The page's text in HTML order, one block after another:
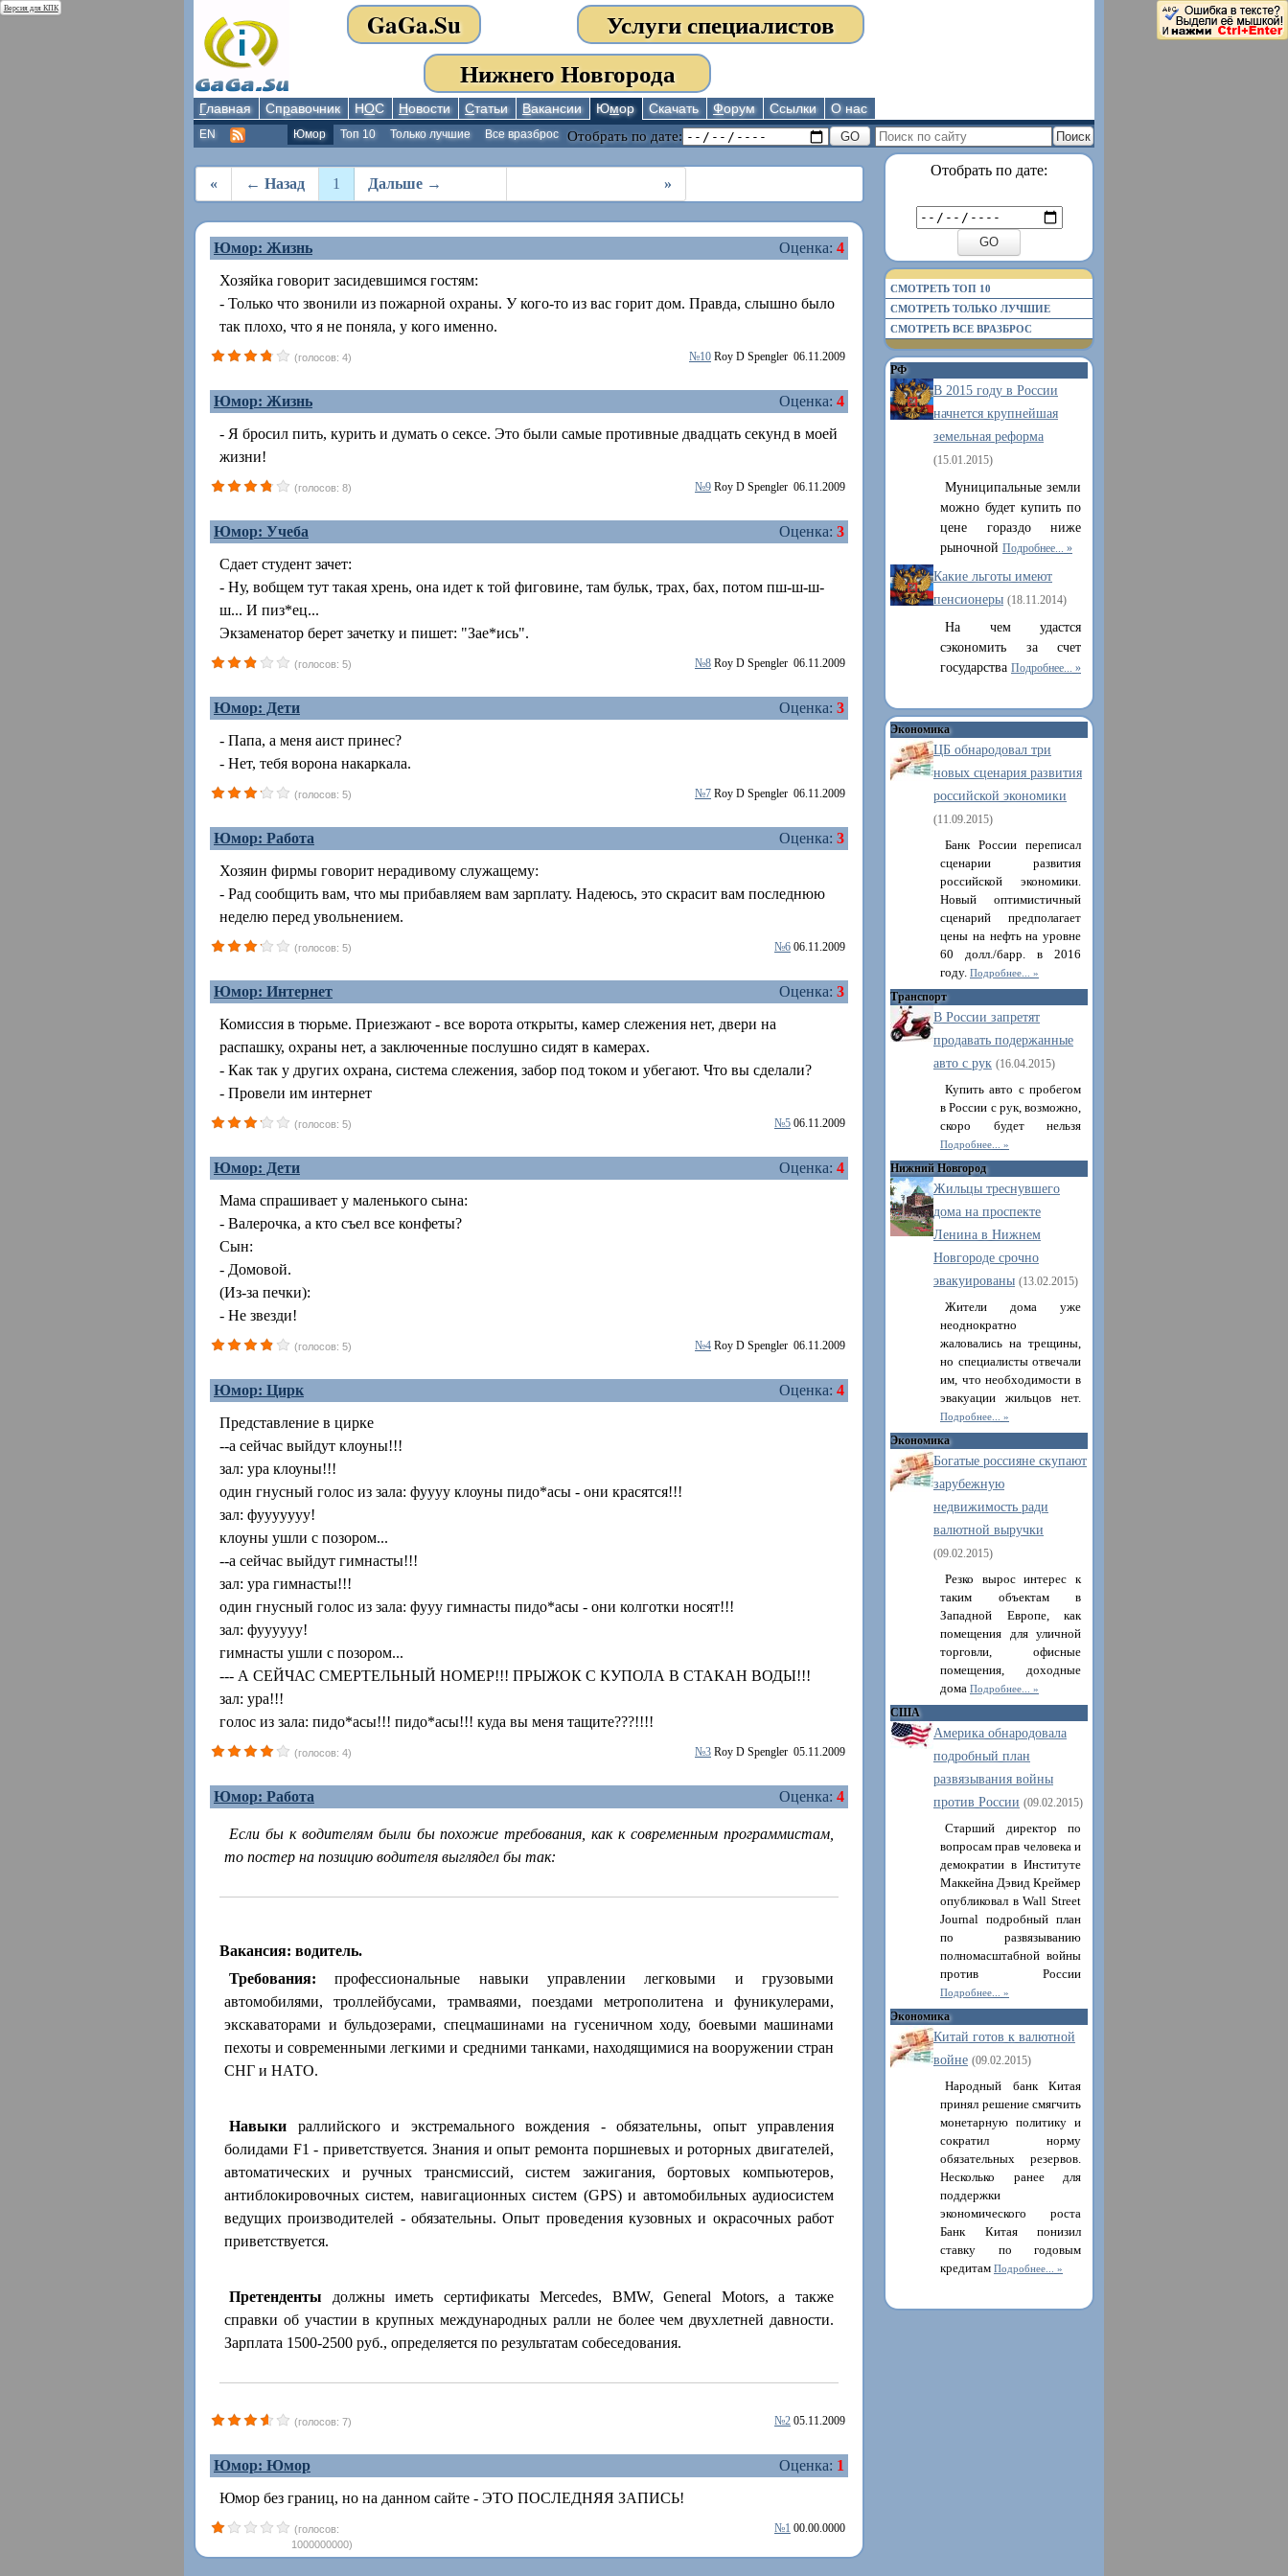
Версия для КПК GaGa.Su
Услуги специалистов
Нижнего Новгорода
Главная Справочник НОС Новости Статьи Вакансии Юмор Скачать Форум Ссылки
О нас
Отобрать по дате:
Все вразброс
Только лучшие
Топ 10
Юмор
EN
« ← Назад 1 Дальше → »
Юмор: Жизнь Оценка: 4
Хозяйка говорит засидевшимся гостям:
- Только что звонили из пожарной охраны. У кого-то из вас горит дом. Правда, слышно было
так плохо, что я не поняла, у кого именно.
№10 Roy D Spengler 06.11.2009
(голосов: 4)
Юмор: Жизнь Оценка: 4
- Я бросил пить, курить и думать о сексе. Это были самые противные двадцать секунд в моей
жизни!
№9 Roy D Spengler 06.11.2009
(голосов: 8)
Юмор: Учеба Оценка: 3
Сдает студент зачет:
- Ну, вобщем тут такая хрень, она идет к той фиговине, там бульк, трах, бах, потом пш-ш-ш-
ш... И пиз*ец...
Экзаменатор берет зачетку и пишет: "Зае*ись".
№8 Roy D Spengler 06.11.2009
(голосов: 5)
Юмор: Дети Оценка: 3
- Папа, а меня аист принес?
- Нет, тебя ворона накаркала.
№7 Roy D Spengler 06.11.2009
(голосов: 5)
Юмор: Работа Оценка: 3
Хозяин фирмы говорит нерадивому служащему:
- Рад сообщить вам, что мы прибавляем вам зарплату. Надеюсь, это скрасит вам последнюю
неделю перед увольнением.
№6 06.11.2009
(голосов: 5)
Юмор: Интернет Оценка: 3
Комиссия в тюрьме. Приезжают - все ворота открыты, камер слежения нет, двери на
распашку, охраны нет, а заключенные послушно сидят в камерах.
- Как так у других охрана, система слежения, забор под током и убегают. Что вы сделали?
- Провели им интернет
№5 06.11.2009
(голосов: 5)
Юмор: Дети Оценка: 4
Мама спрашивает у маленького сына:
- Валерочка, а кто съел все конфеты?
Сын:
- Домовой.
(Из-за печки):
- Не звезди!
№4 Roy D Spengler 06.11.2009
(голосов: 5)
Юмор: Цирк Оценка: 4
Представление в цирке
--а сейчас выйдут клоуны!!!
зал: ура клоуны!!!
один гнусный голос из зала: фуууу клоуны пидо*асы - они красятся!!!
зал: фууууууу!
клоуны ушли с позором...
--а сейчас выйдут гимнасты!!!
зал: ура гимнасты!!!
один гнусный голос из зала: фууу гимнасты пидо*асы - они колготки носят!!!
зал: фуууууу!
гимнасты ушли с позором...
--- А СЕЙЧАС СМЕРТЕЛЬНЫЙ НОМЕР!!! ПРЫЖОК С КУПОЛА В СТАКАН ВОДЫ!!!
зал: ура!!!
голос из зала: пидо*асы!!! пидо*асы!!! куда вы меня тащите???!!!!
№3 Roy D Spengler 05.11.2009
(голосов: 4)
Юмор: Работа Оценка: 4
Если бы к водителям были бы похожие требования, как к современным программистам,
то постер на позицию водителя выглядел бы так:
Вакансия: водитель.
Требования: профессиональные навыки управлении легковыми и грузовыми
автомобилями, троллейбусами, трамваями, поездами метрополитена и фуникулерами,
экскаваторами и бульдозерами, спецмашинами на гусеничном ходу, боевыми машинами
пехоты и современными легкими и средними танками, находящимися на вооружении стран
СНГ и НАТО.
Навыки раллийского и экстремального вождения - обязательны, опыт управления
болидами F1 - приветствуется. Знания и опыт ремонта поршневых и роторных двигателей,
автоматических и ручных трансмиссий, систем зажигания, бортовых компьютеров,
антиблокировочных систем, навигационных систем (GPS) и автомобильных аудиосистем
ведущих производителей - обязательны. Опыт проведения кузовных и окрасочных работ
приветствуется.
Претенденты должны иметь сертификаты Mercedes, BMW, General Motors, а также
справки об участии в крупных международных ралли не более чем двухлетней давности.
Зарплата 1500-2500 руб., определяется по результатам собеседования.
№2 05.11.2009
(голосов: 7)
Юмор: Юмор Оценка: 1
Юмор без границ, но на данном сайте - ЭТО ПОСЛЕДНЯЯ ЗАПИСЬ!
№1 00.00.0000
(голосов:
1000000000)
Отобрать по дате:
СМОТРЕТЬ ТОП 10
СМОТРЕТЬ ТОЛЬКО ЛУЧШИЕ
СМОТРЕТЬ ВСЕ ВРАЗБРОС
РФ
В 2015 году в России
начнется крупнейшая
земельная реформа
(15.01.2015)
Муниципальные земли
можно будет купить по
цене гораздо ниже
рыночной Подробнее...
Какие льготы имеют
пенсионеры (18.11.2014)
На чем удастся
сэкономить за счет
государства Подробнее...
Экономика
ЦБ обнародовал три
новых сценария развития
российской экономики
(11.09.2015)
Банк России переписал
сценарии развития
российской экономики.
Новый оптимистичный
сценарий предполагает
цены на нефть на уровне
60 долл./барр. в 2016
году. Подробнее...
Транспорт
В России запретят
продавать подержанные
авто с рук (16.04.2015)
Купить авто с пробегом
в России с рук, возможно,
скоро будет нельзя
Подробнее...
Нижний Новгород
Жильцы треснувшего
дома на проспекте
Ленина в Нижнем
Новгороде срочно
эвакуированы (13.02.2015)
Жители дома уже
неоднократно
жаловались на трещины,
но специалисты отвечали
им, что необходимости в
эвакуации жильцов нет.
Подробнее...
Экономика
Богатые россияне скупают
зарубежную
недвижимость ради
валютной выручки
(09.02.2015)
Резко вырос интерес к
таким объектам в
Западной Европе, как
помещения для уличной
торговли, офисные
помещения, доходные
дома Подробнее...
США
Америка обнародовала
подробный план
развязывания войны
против России (09.02.2015)
Старший директор по
вопросам прав человека и
демократии в Институте
Маккейна Дэвид Креймер
опубликовал в Wall Strеet
Journal подробный план
по развязыванию
полномасштабной войны
против России
Подробнее...
Экономика
Китай готов к валютной
войне (09.02.2015)
Народный банк Китая
принял решение смягчить
монетарную политику и
сократил норму
обязательных резервов.
Несколько ранее для
поддержки
экономического роста
Банк Китая понизил
ставку по годовым
кредитам Подробнее...